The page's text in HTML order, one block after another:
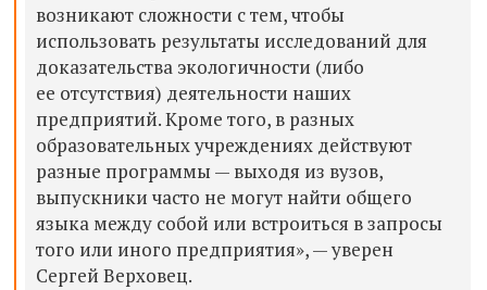
возникают сложности с тем, чтобы
использовать результаты исследований для
доказательства экологичности (либо
ее отсутствия) деятельности наших
предприятий. Кроме того, в разных
образовательных учреждениях действуют
разные программы — выходя из вузов,
выпускники часто не могут найти общего
языка между собой или встроиться в запросы
того или иного предприятия», — уверен
Сергей Верховец.